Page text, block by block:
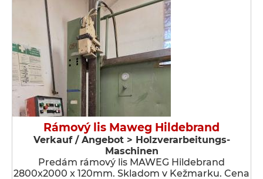
Rámový lis Maweg Hildebrand
Verkauf / Angebot > Holzverarbeitungs-
Maschinen
Predám rámový lis MAWEG Hildebrand
2800x2000 x 120mm. Skladom v Kežmarku. Cena